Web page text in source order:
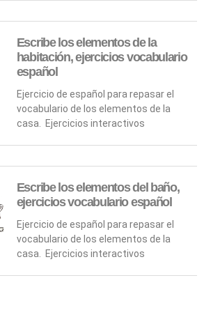
Escribe los elementos de la
habitación, ejercicios vocabulario
español
Ejercicio de español para repasar el
vocabulario de los elementos de la
casa. Ejercicios interactivos
Escribe los elementos del baño,
ejercicios vocabulario español
Ejercicio de español para repasar el
vocabulario de los elementos de la
casa. Ejercicios interactivos